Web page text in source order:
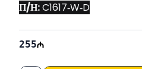
П/Н: C1617‑W‑D
255